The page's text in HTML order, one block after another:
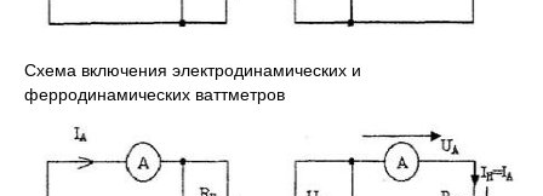
Схема включения электродинамических и
ферродинамических ваттметров